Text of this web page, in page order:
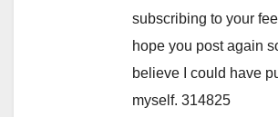
subscribing to your
hope you post again
believe I could have
myself. 314825